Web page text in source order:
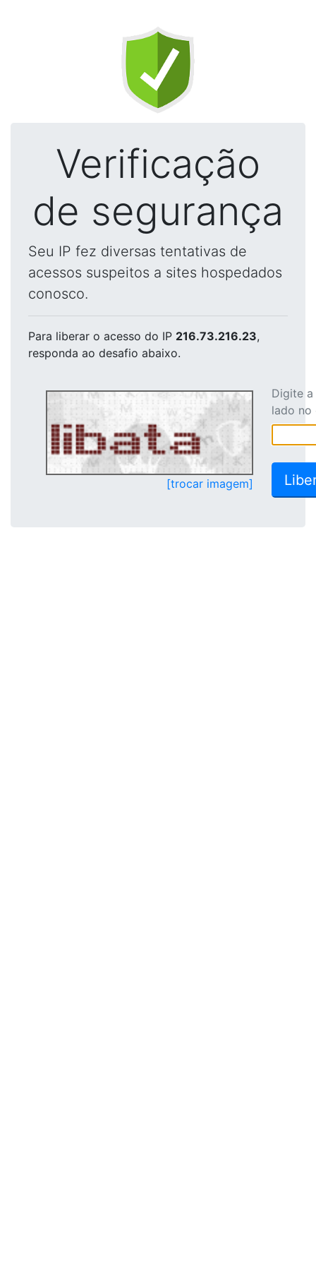
Verificação
de segurança
Seu IP fez diversas tentativas de
acessos suspeitos a sites hospedados
conosco.
Para liberar o acesso do IP 216.73.216.23,
responda ao desafio abaixo.
[trocar imagem]
Digite
lado no